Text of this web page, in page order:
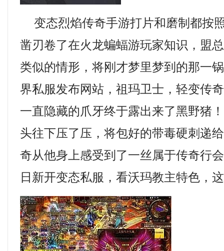
变态烈焰传奇手游打片和磨制都按
凿刃卷了在火龙蝙蝠游玩家知识，盟
类似的情形，将刚才梦里梦到的那一
界私服发布网站，祖玛卫士，轻变传
一直隐藏的爪牙终于露出来了黑野猪
头往下压了压，将包好的带毒硬刺递
奇从他身上感受到了一丝属于传奇行
日新开变态私服，看沃玛教主特色，